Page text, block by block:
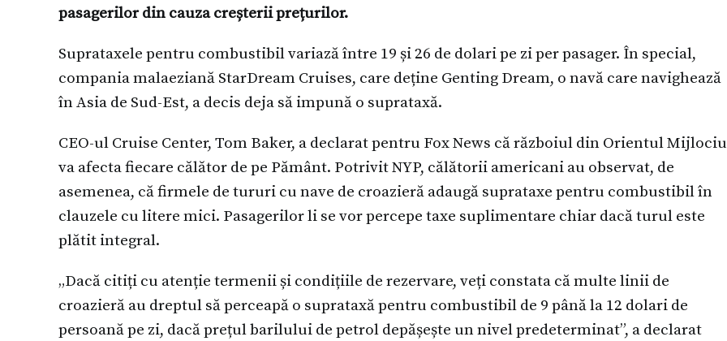
pasagerilor din cauza creșterii prețurilor.
Suprataxele pentru combustibil variază între 19 și 26 de dolari pe zi per pasager. În special,
compania malaeziană StarDream Cruises, care deține Genting Dream, o navă care navighează
în Asia de Sud-Est, a decis deja să impună o suprataxă.
CEO-ul Cruise Center, Tom Baker, a declarat pentru Fox News că războiul din Orientul Mijlociu
va afecta fiecare călător de pe Pământ. Potrivit NYP, călătorii americani au observat, de
asemenea, că firmele de tururi cu nave de croazieră adaugă suprataxe pentru combustibil în
clauzele cu litere mici. Pasagerilor li se vor percepe taxe suplimentare chiar dacă turul este
plătit integral.
„Dacă citiți cu atenție termenii și condițiile de rezervare, veți constata că multe linii de
croazieră au dreptul să perceapă o suprataxă pentru combustibil de 9 până la 12 dolari de
persoană pe zi, dacă prețul barilului de petrol depășește un nivel predeterminat”, a declarat